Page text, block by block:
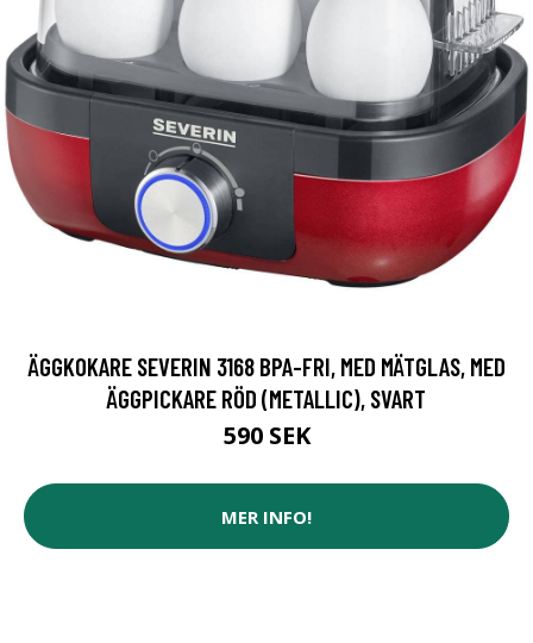
ÄGGKOKARE SEVERIN 3168 BPA-FRI, MED MÄTGLAS, MED
ÄGGPICKARE RÖD (METALLIC), SVART
590 SEK
MER INFO!